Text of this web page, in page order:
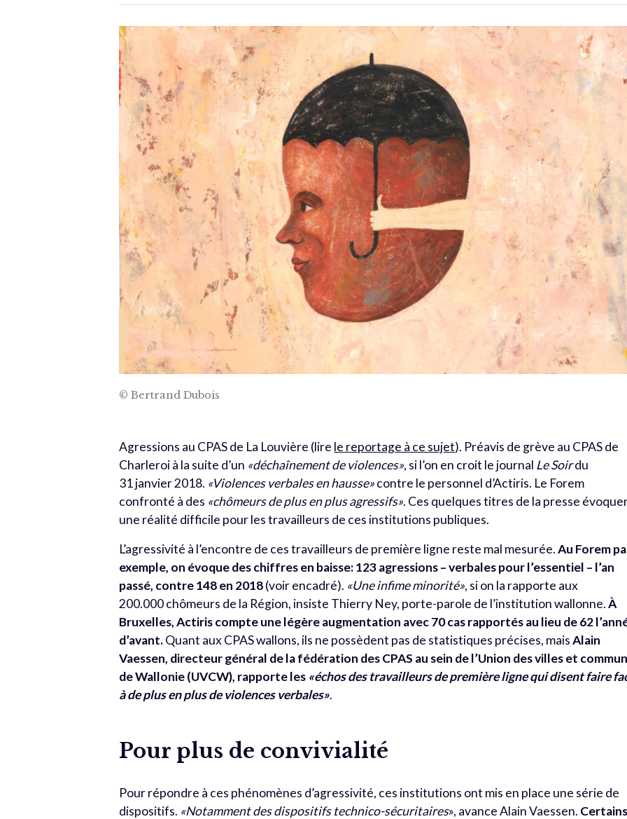
© Bertrand Dubois
Agressions au CPAS de La Louvière (lire le reportage à ce sujet). Préavis de grève au CPAS de
Charleroi à la suite d’un «déchaînement de violences», si l’on en croit le journal Le Soirdu
31 janvier 2018. «Violences verbales en hausse»contre le personnel d’Actiris. Le Forem
confronté à des «chômeurs de plus en plus agressifs». Ces quelques titres de la presse
une réalité difficile pour les travailleurs de ces institutions publiques.
L’agressivité à l’encontre de ces travailleurs de première ligne reste mal mesurée.Au Forem
exemple, on évoque des chiffres en baisse: 123 agressions – verbales pour l’essentiel – l’an
passé, contre 148 en 2018(voir encadré). «Une infime minorité», si on la rapporte aux
200.000 chômeurs de la Région, insiste Thierry Ney, porte-parole de l’institution wallonne.À
Bruxelles, Actiris compte une légère augmentation avec 70 cas rapportés au lieu de 62
d’avant.Quant aux CPAS wallons, ils ne possèdent pas de statistiques précises, maisAlain
Vaessen, directeur général de la fédération des CPAS au sein de l’Union des villes et
de Wallonie (UVCW), rapporte les «échos des travailleurs de première ligne qui disent faire
à de plus en plus de violences verbales».
Pour plus de convivialité
Pour répondre à ces phénomènes d’agressivité, ces institutions ont mis en place une série de
dispositifs. «Notamment des dispositifs technico-sécuritaires», avance Alain Vaessen.